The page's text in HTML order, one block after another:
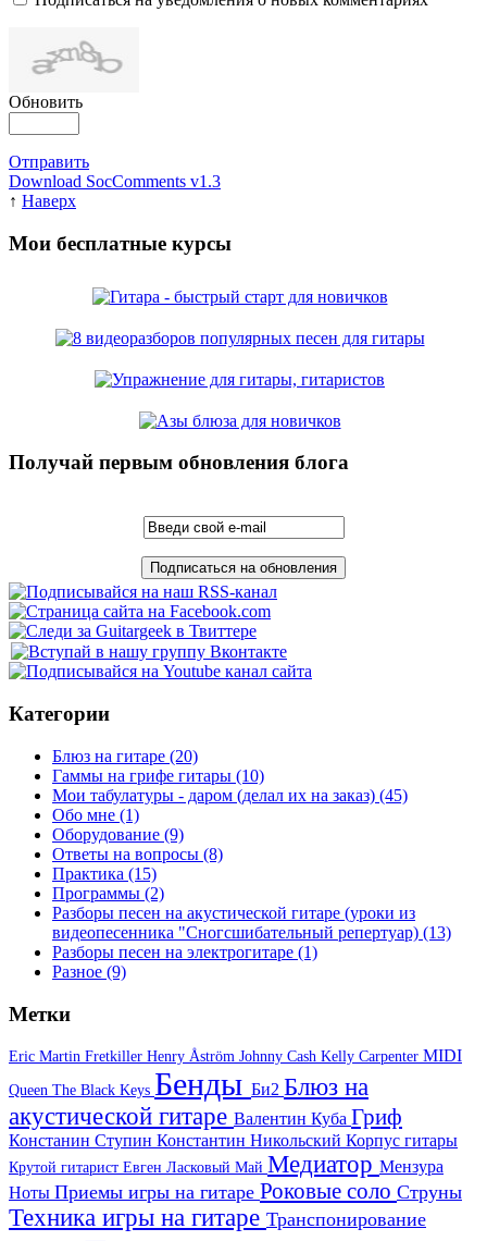
Обновить
Отправить
Download SocComments v1.3
↑ Наверх
Мои бесплатные курсы
Получай первым обновления блога
Категории
Блюз на гитаре (20)
Гаммы на грифе гитары (10)
Мои табулатуры - даром (делал их на заказ) (45)
Обо мне (1)
Оборудование (9)
Ответы на вопросы (8)
Практика (15)
Программы (2)
Разборы песен на акустической гитаре (уроки из
видеопесенника "Сногсшибательный репертуар) (13)
Разборы песен на электрогитаре (1)
Разное (9)
Метки
Eric Martin Fretkiller Henry Åström Johnny Cash Kelly Carpenter MIDI
Queen The Black Keys Бенды Би2 Блюз на
акустической гитаре Валентин Куба Гриф
Констанин Ступин Константин Никольский Корпус гитары
Крутой гитарист Евген Ласковый Май Медиатор Мензура
Ноты Приемы игры на гитаре Роковые соло Струны
Техника игры на гитаре Транспонирование